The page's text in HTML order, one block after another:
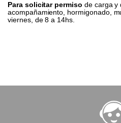
Para solicitar permiso de carga y
acompañamiento, hormigonado,
viernes, de 8 a 14hs.